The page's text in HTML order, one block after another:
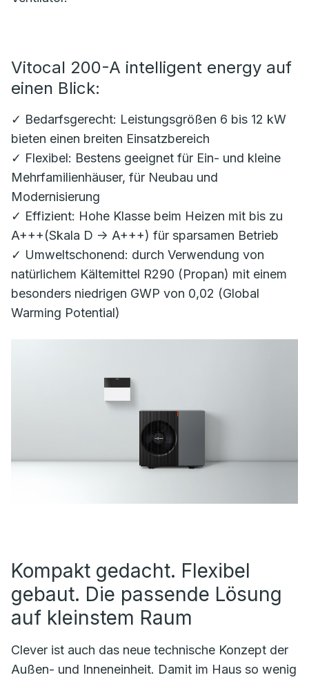
Vitocal 200-A intelligent energy auf
einen Blick:
✓ Bedarfsgerecht: Leistungsgrößen 6 bis 12 kW
bieten einen breiten Einsatzbereich
✓ Flexibel: Bestens geeignet für Ein- und kleine
Mehrfamilienhäuser, für Neubau und
Modernisierung
✓ Effizient: Hohe Klasse beim Heizen mit bis zu
A+++(Skala D -> A+++) für sparsamen Betrieb
✓ Umweltschonend: durch Verwendung von
natürlichem Kältemittel R290 (Propan) mit einem
besonders niedrigen GWP von 0,02 (Global
Warming Potential)
Kompakt gedacht. Flexibel
gebaut. Die passende Lösung
auf kleinstem Raum
Clever ist auch das neue technische Konzept der
Außen- und Inneneinheit. Damit im Haus so wenig